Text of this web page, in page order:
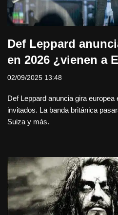
Def Leppard
en 2026 ¿vienen a
02/09/2025 13:48
Def Leppard anuncia gira
invitados. La banda británica
Suiza y más.